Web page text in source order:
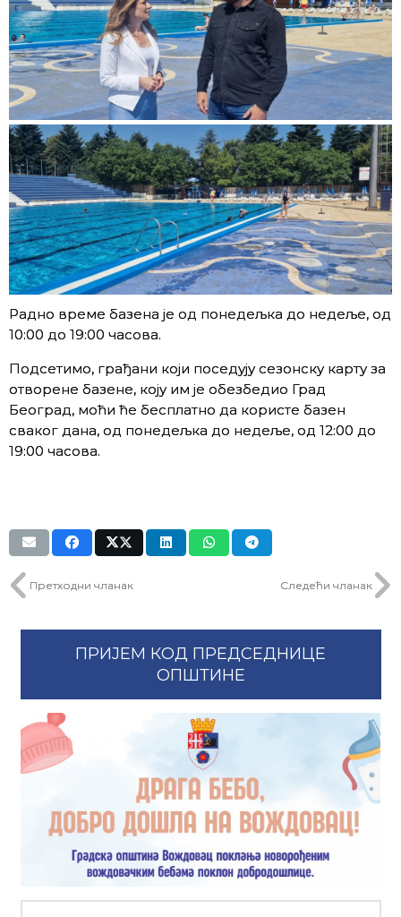
Радно време базена је од понедељка до недеље, од
10:00 до 19:00 часова.
Подсетимо, грађани који поседују сезонску карту за
отворене базене, коју им је обезбедио Град
Београд, моћи ће бесплатно да користе базен
сваког дана, од понедељка до недеље, од 12:00 до
19:00 часова.
Претходни чланак Следећи чланак
ПРИЈЕМ КОД ПРЕДСЕДНИЦЕ
ОПШТИНЕ